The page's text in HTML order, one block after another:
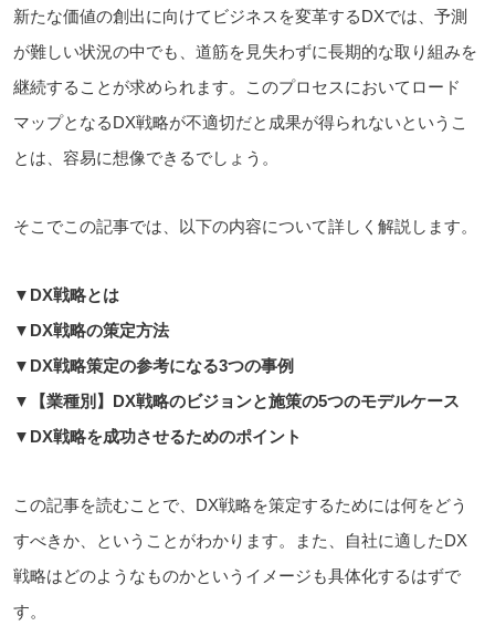
新たな価値の創出に向けてビジネスを変革するDXでは、予測
が難しい状況の中でも、道筋を見失わずに長期的な取り組みを
継続することが求められます。このプロセスにおいてロード
マップとなるDX戦略が不適切だと成果が得られないというこ
とは、容易に想像できるでしょう。
そこでこの記事では、以下の内容について詳しく解説します。
▼DX戦略とは
▼DX戦略の策定方法
▼DX戦略策定の参考になる3つの事例
▼【業種別】DX戦略のビジョンと施策の5つのモデルケース
▼DX戦略を成功させるためのポイント
この記事を読むことで、DX戦略を策定するためには何をどう
すべきか
ということがわかります。また、自社に適したDX
戦略はどのようなものかというイメージも具体化するはずで
す。